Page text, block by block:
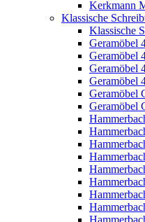
Kerkmann
Klassische
Klassische
Geramöbel
Geramöbel
Geramöbel
Geramöbel
Geramöbel
Geramöbel